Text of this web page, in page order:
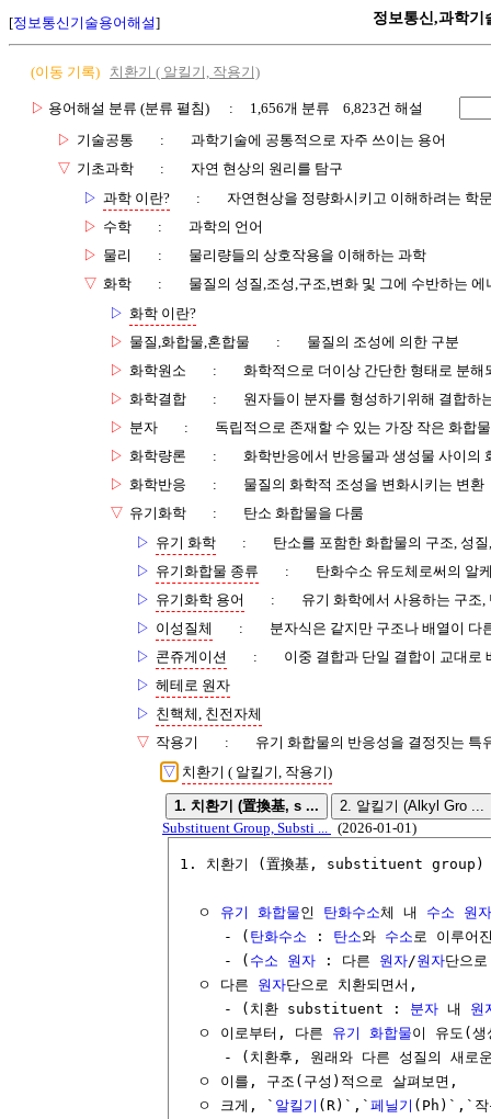
[정보통신기술용어해설] 정보통신,과학기
(이동 기록) 치환기 ( 알킬기, 작용기)
▷ 용어해설 분류 (분류 펼침)
: 1,656개 분류 6,823건 해설
▷ 기술공통 :
과학기술에 공통적으로 자주 쓰이는 용어
▽ 기초과학 :
자연 현상의 원리를 탐구
▷ 과학 이란? :
자연현상을 정량화시키고 이해하려는 학
▷ 수학 :
과학의 언어
▷ 물리 :
물리량들의 상호작용을 이해하는 과학
▽ 화학 :
물질의 성질,조성,구조,변화 및 그에 수반하는
▷ 화학 이란?
▷ 물질,화합물,혼합물 :
물질의 조성에 의한 구분
▷ 화학원소 :
화학적으로 더이상 간단한 형태로 분해
▷ 화학결합 :
원자들이 분자를 형성하기위해 결합하
▷ 분자 :
독립적으로 존재할 수 있는 가장 작은 화합
▷ 화학량론 :
화학반응에서 반응물과 생성물 사이의
▷ 화학반응 :
물질의 화학적 조성을 변화시키는 변환
▽ 유기화학 :
탄소 화합물을 다룸
▷ 유기 화학 :
탄소를 포함한 화합물의 구조, 성
▷ 유기화합물 종류 :
탄화수소 유도체로써의 알
▷ 유기화학 용어 :
유기 화학에서 사용하는 구조
▷ 이성질체 :
분자식은 같지만 구조나 배열이 다
▷ 콘쥬게이션 :
이중 결합과 단일 결합이 교대로
▷ 헤테로 원자
▷ 친핵체, 친전자체
▽ 작용기 :
유기 화합물의 반응성을 결정짓는 특
▽ 치환기 ( 알킬기, 작용기)
1. 치환기 (置換基, s ...
2. 알킬기 (Alkyl Gro ...
Substituent Group, Substi ...
(2026-01-01)
1. 치환기 (置換基, substituent group)
  ㅇ
유기 화합물인 탄화수소체 내 수소
원자
     - (
탄화수소 : 탄소와 수소 로 이루
     - (
수소 원자 : 다른 원자/원자단으
  ㅇ 다른
원자단으로 치환되면서,
     - (치환 substituent :
분자 내 원
  ㅇ 이로부터, 다른
유기 화합물이 유도(
- (치환후, 원래와 다른 성질의 새로
  ㅇ 이를, 구조(구성)적으로 살펴보면,
  ㅇ 크게, `
알킬기 (R)`,` 페닐기 (Ph)`,`작